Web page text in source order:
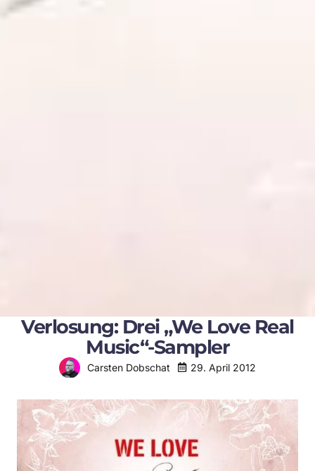
Verlosung: Drei „We Love Real
Music“-Sampler
Carsten Dobschat 29. April 2012